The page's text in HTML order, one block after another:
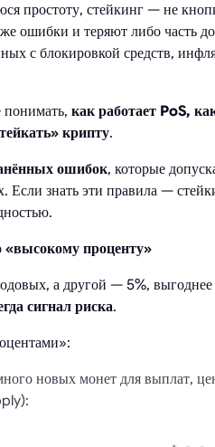
простоту, стейкинг — не
ошибки и теряют либо часть
с блокировкой средств,
понимать, как работает PoS,
крипту.
ошибок, которые
знать эти правила —
проценту»
а другой — 5%,
сигнал риска.
новых монет для выплат,